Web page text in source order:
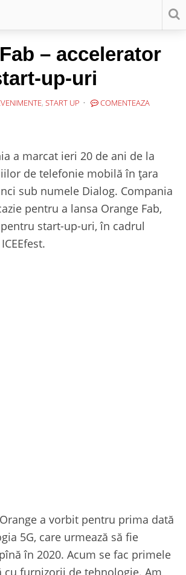
– accelerator
up-uri
, START UP COMENTEAZA
a marcat ieri 20 de ani de la
de telefonie mobilă în țara
sub numele Dialog. Compania
pentru a lansa Orange Fab,
start-up-uri, în cadrul
a vorbit pentru prima dată
5G, care urmează să fie
în 2020. Acum se fac primele
cu furnizorii de tehnologie. Am